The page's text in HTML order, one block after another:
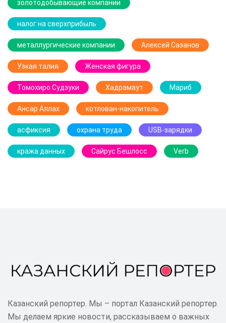
золотодобывающие компании
налог на сверхприбыль
металлургические компании Алексей Сазанов
Узкая талия Женская фигура
Томохиро Судзуки Хадрамаут Мариб
Ансар Аллах котлован-накопитель
асфиксия охрана труда USB-зарядки
кража данных Сайрус Бешлосс Verb
Казанский репортер. Мы – портал Казанский репортер.
Мы делаем яркие новости, рассказываем о важных